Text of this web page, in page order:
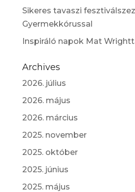
Sikeres tavaszi
Gyermekkórussal
Inspiráló napok Mat
Archives
2026. július
2026. május
2026. március
2025. november
2025. október
2025. június
2025. május